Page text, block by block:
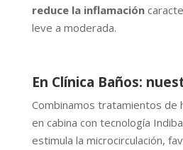
reduce la inflamación
leve a moderada.
En Clínica Baños:
Combinamos tratamientos de
en cabina con tecnología
estimula la microcirculación,